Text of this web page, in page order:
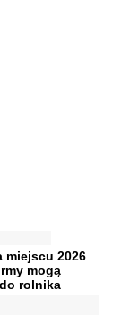
miejscu 2026
mogą
rolnika